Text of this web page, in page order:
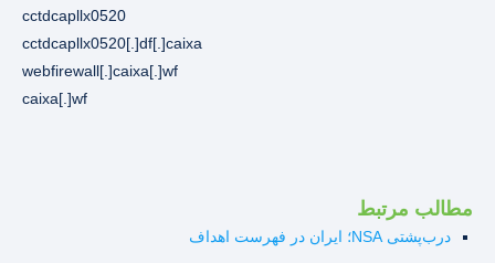
cctdcapllx0520
cctdcapllx0520[.]df[.]caixa
webfirewall[.]caixa[.]wf
caixa[.]wf
مطالب مرتبط
درب‌پشتی NSA؛ ایران در فهرست اهداف